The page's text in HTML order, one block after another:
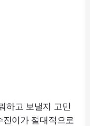
하고 보낼지 고민
이가 절대적으로